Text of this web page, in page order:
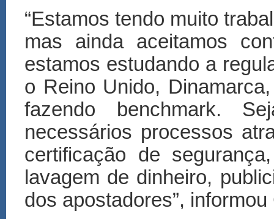
“Estamos tendo muito
mas ainda aceitamos
estamos estudando a
o Reino Unido,
fazendo benchmark.
necessários processos
certificação de
lavagem de dinheiro,
dos apostadores”,